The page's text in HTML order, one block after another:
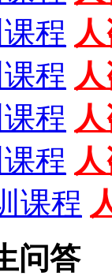
程
程
程
程
课程
问答